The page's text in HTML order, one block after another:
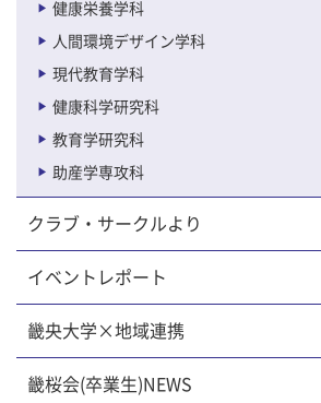
健康栄養学科
人間環境デザイン学科
現代教育学科
健康科学研究科
教育学研究科
助産学専攻科
クラブ・サークルより
イベントレポート
畿央大学×地域連携
畿桜会(卒業生)NEWS